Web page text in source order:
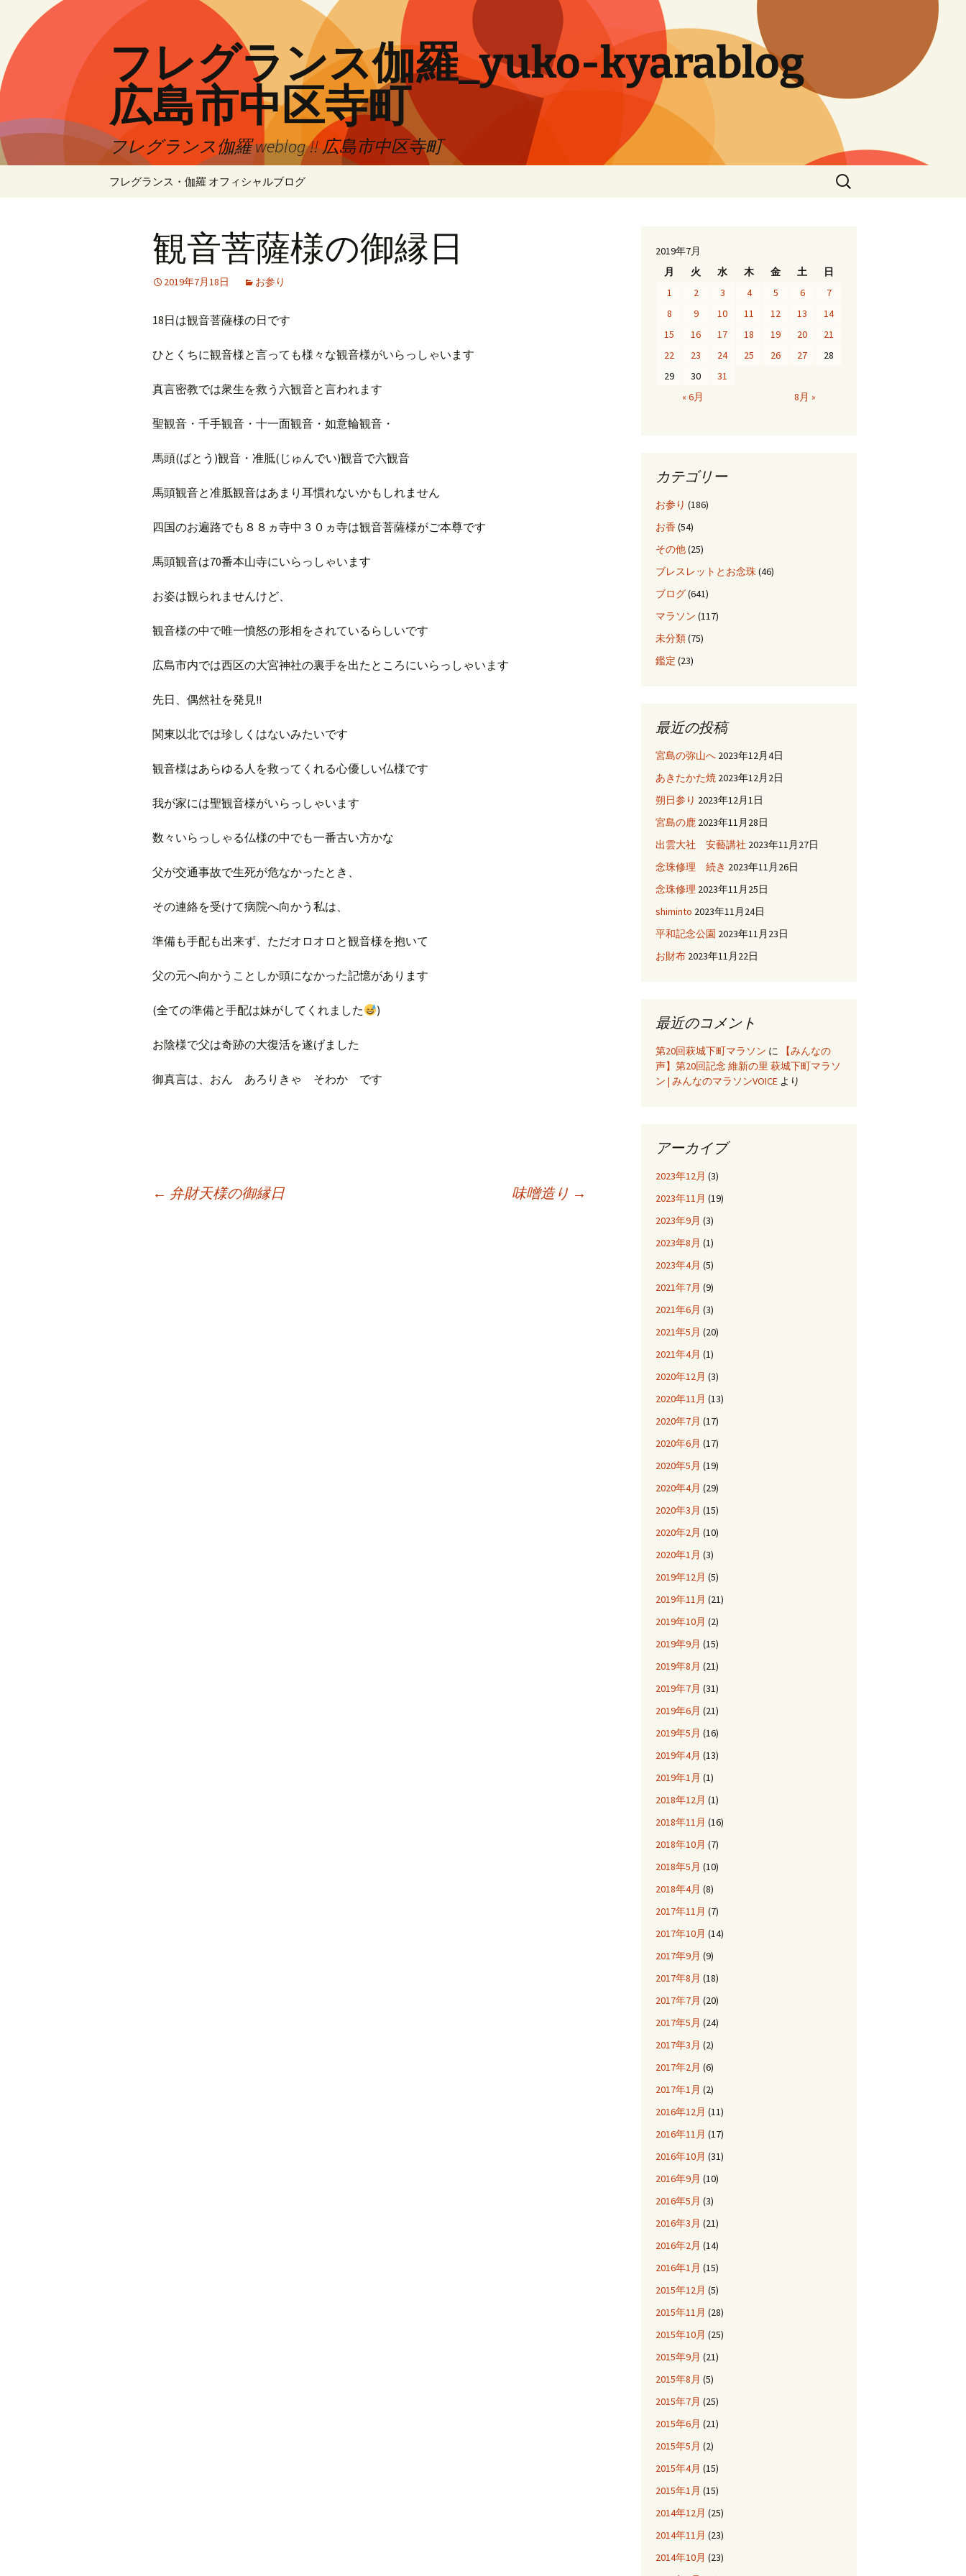
ン
ツ
へ
ッ
プ
フレグランス伽羅_yuko-kyarablog
広島市中区寺町
フレグランス伽羅 weblog !! 広島市中区寺町
フレグランス・伽羅 オフィシャルブログ
検
索:
観音菩薩様の御縁日
2019年7月18日 お参り
18日は観音菩薩様の日です
ひとくちに観音様と言っても様々な観音様がいらっしゃいます
真言密教では衆生を救う六観音と言われます
聖観音・千手観音・十一面観音・如意輪観音・
馬頭(ばとう)観音・准胝(じゅんでい)観音で六観音
馬頭観音と准胝観音はあまり耳慣れないかもしれません
四国のお遍路でも８８ヵ寺中３０ヵ寺は観音菩薩様がご本尊です
馬頭観音は70番本山寺にいらっしゃいます
お姿は観られませんけど、
観音様の中で唯一憤怒の形相をされているらしいです
広島市内では西区の大宮神社の裏手を出たところにいらっしゃいます
先日、偶然社を発見!!
関東以北では珍しくはないみたいです
観音様はあらゆる人を救ってくれる心優しい仏様です
我が家には聖観音様がいらっしゃいます
数々いらっしゃる仏様の中でも一番古い方かな
父が交通事故で生死が危なかったとき、
その連絡を受けて病院へ向かう私は、
準備も手配も出来ず、ただオロオロと観音様を抱いて
父の元へ向かうことしか頭になかった記憶があります
(全ての準備と手配は妹がしてくれました )
お陰様で父は奇跡の大復活を遂げました
御真言は、おん あろりきゃ そわか です
← 弁財天様の御縁日 味噌造り →
2019年7月
月
火 水 木 金 土
日
1
2 3 4 5 6
7
8
9 10 11 12 13
14
15
16 17 18 19 20
21
22
23 24 25 26 27
28
29
30
31
« 6月
8月 »
カテゴリー
お参り (186)
お香(54)
その他(25)
ブレスレットとお念珠(46)
ブログ(641)
マラソン (117)
未分類(75)
鑑定 (23)
最近の投稿
宮島の弥山へ 2023年12月4日
あきたかた焼 2023年12月2日
朔日参り 2023年12月1日
宮島の鹿 2023年11月28日
出雲大社 安藝講社 2023年11月27日
念珠修理 続き 2023年11月26日
念珠修理 2023年11月25日
shiminto 2023年11月24日
平和記念公園 2023年11月23日
お財布 2023年11月22日
最近のコメント
第20回萩城下町マラソン に
【みんなの
声】第20回記念 維新の里 萩城下町マラソ
ン | みんなのマラソンVOICE より
アーカイブ
2023年12月 (3)
2023年11月 (19)
2023年9月 (3)
2023年8月 (1)
2023年4月 (5)
2021年7月 (9)
2021年6月 (3)
2021年5月 (20)
2021年4月 (1)
2020年12月 (3)
2020年11月 (13)
2020年7月 (17)
2020年6月 (17)
2020年5月 (19)
2020年4月 (29)
2020年3月 (15)
2020年2月 (10)
2020年1月 (3)
2019年12月 (5)
2019年11月 (21)
2019年10月 (2)
2019年9月 (15)
2019年8月 (21)
2019年7月 (31)
2019年6月 (21)
2019年5月 (16)
2019年4月 (13)
2019年1月 (1)
2018年12月 (1)
2018年11月 (16)
2018年10月 (7)
2018年5月 (10)
2018年4月 (8)
2017年11月 (7)
2017年10月 (14)
2017年9月 (9)
2017年8月 (18)
2017年7月 (20)
2017年5月 (24)
2017年3月 (2)
2017年2月 (6)
2017年1月 (2)
2016年12月 (11)
2016年11月 (17)
2016年10月 (31)
2016年9月 (10)
2016年5月 (3)
2016年3月 (21)
2016年2月 (14)
2016年1月 (15)
2015年12月 (5)
2015年11月 (28)
2015年10月 (25)
2015年9月 (21)
2015年8月 (5)
2015年7月 (25)
2015年6月 (21)
2015年5月 (2)
2015年4月 (15)
2015年1月 (15)
2014年12月 (25)
2014年11月 (23)
2014年10月 (23)